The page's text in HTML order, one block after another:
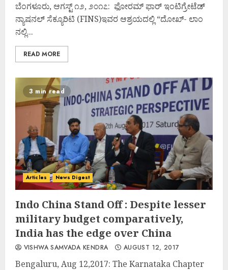
ಬೆಂಗಳೂರು, ಆಗಸ್ಟ್ ೧೨, ೨೦೧೭: ಫೋರಮ್ ಫಾರ್ ಇಂಟಿಗ್ರೇಟೆಡ್
ನ್ಯಾಷನಲ್ ಸೆಕ್ಯೂರಿಟಿ (FINS)ಇವರ ಆಶ್ರಯದಲ್ಲಿ “ದೋಖ್- ಲಾಂ
ನಲ್ಲಿ...
READ MORE
3 min read
Articles News Digest
Indo China Stand Off : Despite lesser
military budget comparatively,
India has the edge over China
VISHWA SAMVADA KENDRA AUGUST 12, 2017
Bengaluru, Aug 12,2017: The Karnataka Chapter